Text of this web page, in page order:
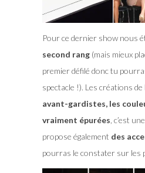
Pour ce dernier show nous
second rang(mais mieux
premier défilé donc tu
spectacle !). Les créations de
avant-gardistes, les
vraiment épurées , c’est
propose également des
pourras le constater sur les